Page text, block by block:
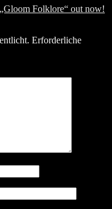
Folklore“ out now!
Erforderliche